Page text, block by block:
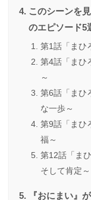
このシーンを
のエピソード5
第1話「まひ
第4話「まひ
～
第6話「まひ
な一歩～
第9話「まひ
福～
第12話「ま
そして肯定～
『おにまい』